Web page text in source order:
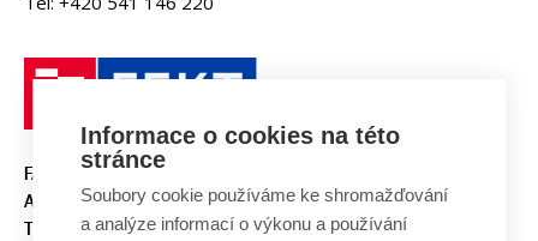
FAKULTA ELEKTROTECHNIKY
A KOMUNIKAČNÍCH
TECHNOLOGIÍ, VUT V BRNĚ
Informace o cookies na této
stránce
Soubory cookie používáme ke shromažďování
a analýze informací o výkonu a používání